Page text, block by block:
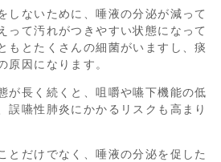
しないために、唾液の分泌が減って
って汚れがつきやすい状態になって
もとたくさんの細菌がいますし、痰
原因になります。
が長く続くと、咀嚼や嚥下機能の低
誤嚥性肺炎にかかるリスクも高まり
とだけでなく、唾液の分泌を促した